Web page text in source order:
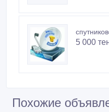
5 000
Похожие